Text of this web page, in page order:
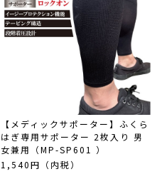
【メディックサポーター】ふくら
はぎ専用サポーター 2枚入り 男
女兼用（MP-SP601 ）
1,540円（内税）